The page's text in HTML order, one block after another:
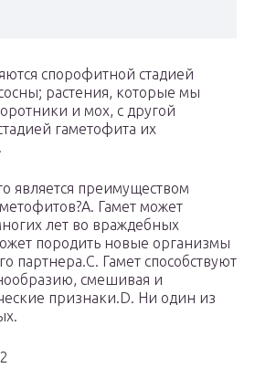
спорофитной стадией
растения, которые мы
и мох, с другой
гаметофита их
является преимуществом
Гамет может
лет во враждебных
породить новые организмы
партнера.C. Гамет способствуют
смешивая и
признаки.D. Ни один из